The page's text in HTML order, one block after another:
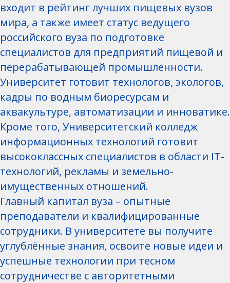
входит в рейтинг лучших пищевых вузов
мира, а также имеет статус ведущего
российского вуза по подготовке
специалистов для предприятий пищевой и
перерабатывающей промышленности.
Университет готовит технологов, экологов,
кадры по водным биоресурсам и
аквакультуре, автоматизации и инноватике.
Кроме того, Университетский колледж
информационных технологий готовит
высококлассных специалистов в области IT-
технологий, рекламы и земельно-
имущественных отношений.
Главный капитал вуза – опытные
преподаватели и квалифицированные
сотрудники. В университете вы получите
углублённые знания, освоите новые идеи и
успешные технологии при тесном
сотрудничестве с авторитетными